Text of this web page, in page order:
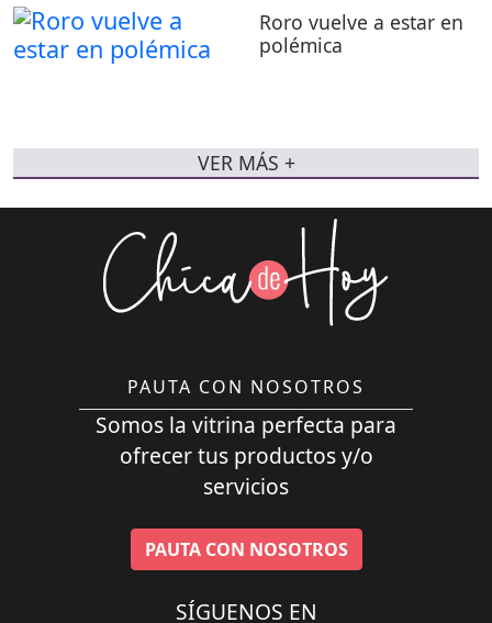
Roro vuelve a estar en
polémica
VER MÁS +
PAUTA CON NOSOTROS
Somos la vitrina perfecta para
ofrecer tus productos y/o
servicios
PAUTA CON NOSOTROS
SÍGUENOS EN